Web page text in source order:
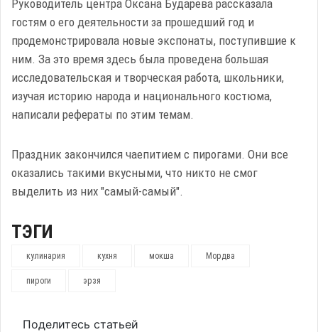
Руководитель центра Оксана Бударева рассказала
гостям о его деятельности за прошедший год и
продемонстрировала новые экспонаты, поступившие к
ним. За это время здесь была проведена большая
исследовательская и творческая работа, школьники,
изучая историю народа и национального костюма,
написали рефераты по этим темам.
Праздник закончился чаепитием с пирогами. Они все
оказались такими вкусными, что никто не смог
выделить из них "самый-самый".
ТЭГИ
кулинария кухня мокша Мордва
пироги эрзя
Поделитесь статьей